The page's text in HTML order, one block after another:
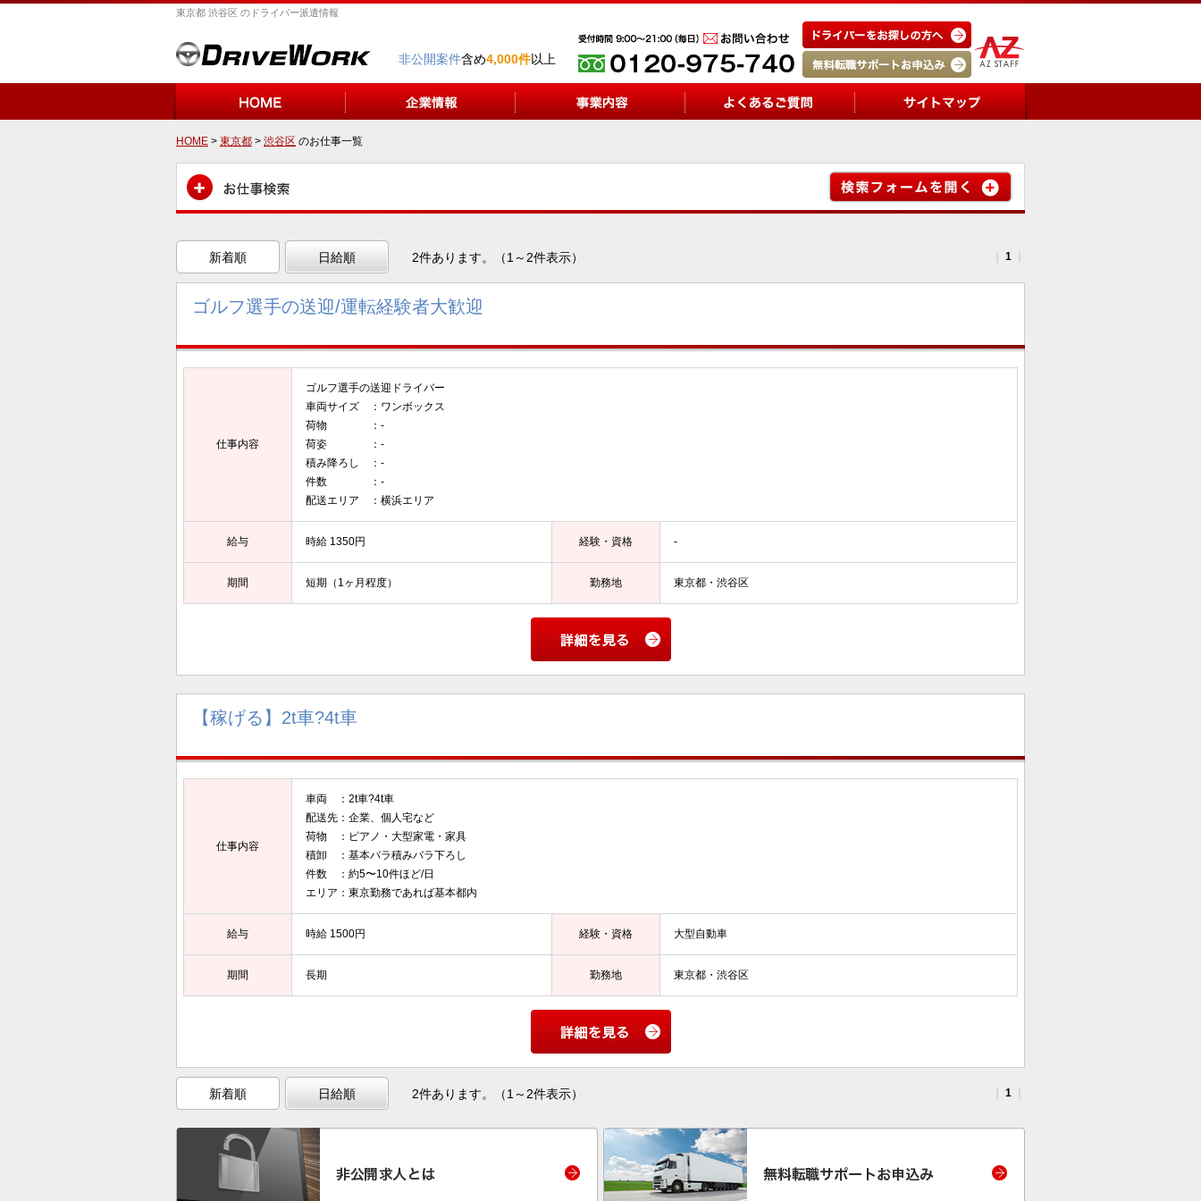
東京都 渋谷区 のドライバー派遣情報
非公開案件含め4,000件以上
HOME > 東京都 > 渋谷区 のお仕事一覧
新着順 日給順 2件あります。（1～2件表示） 1
ゴルフ選手の送迎/運転経験者大歓迎
仕事内容
ゴルフ選手の送迎ドライバー
車両サイズ ：ワンボックス
荷物 ：-
荷姿 ：-
積み降ろし ：-
件数 ：-
配送エリア ：横浜エリア
給与 時給 1350円 経験・資格 -
期間 短期（1ヶ月程度） 勤務地 東京都・渋谷区
【稼げる】2t車?4t車
仕事内容
車両 ：2t車?4t車
配送先：企業、個人宅など
荷物 ：ピアノ・大型家電・家具
積卸 ：基本バラ積みバラ下ろし
件数 ：約5〜10件ほど/日
エリア：東京勤務であれば基本都内
給与 時給 1500円 経験・資格 大型自動車
期間 長期 勤務地 東京都・渋谷区
新着順 日給順 2件あります。（1～2件表示） 1